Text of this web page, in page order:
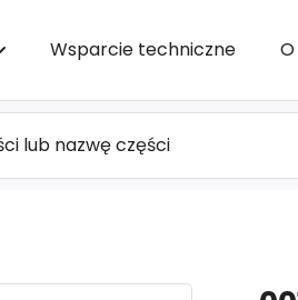
Wsparcie techniczne